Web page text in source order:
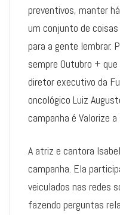
preventivos, manter
um conjunto de
para a gente lembrar.
sempre Outubro +
diretor executivo da
oncológico Luiz
campanha é Valorize
A atriz e cantora
campanha. Ela
veiculados nas redes
fazendo perguntas